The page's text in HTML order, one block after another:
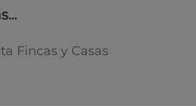
Fincas y Casas